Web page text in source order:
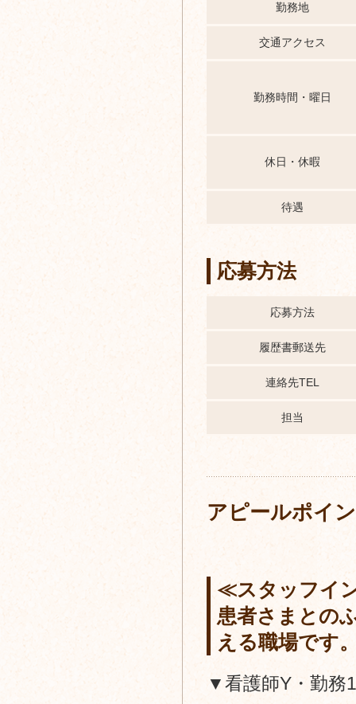
勤務地
交通アクセス
勤務時間・曜日
休日・休暇
待遇
応募方法
応募方法
履歴書郵送先
連絡先TEL
担当
アピールポイ
≪スタッフイ
患者さまとの
える職場です
▼看護師Y・勤務